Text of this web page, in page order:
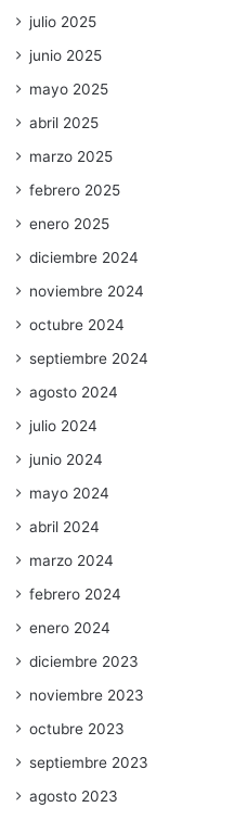
julio 2025
junio 2025
mayo 2025
abril 2025
marzo 2025
febrero 2025
enero 2025
diciembre 2024
noviembre 2024
octubre 2024
septiembre 2024
agosto 2024
julio 2024
junio 2024
mayo 2024
abril 2024
marzo 2024
febrero 2024
enero 2024
diciembre 2023
noviembre 2023
octubre 2023
septiembre 2023
agosto 2023